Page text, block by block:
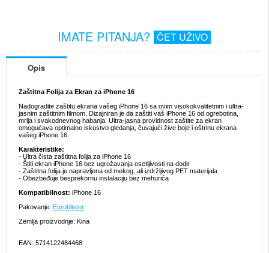
IMATE PITANJA? ČET UŽIVO
Opis
Zaštitna Folija za Ekran za iPhone 16
Nadogradite zaštitu ekrana vašeg iPhone 16 sa ovim visokokvalitetnim i ultra-
jasnim zaštitnim filmom. Dizajniran je da zaštiti vaš iPhone 16 od ogrebotina,
mrlja i svakodnevnog habanja. Ultra-jasna providnost zaštite za ekran
omogućava optimalno iskustvo gledanja, čuvajući žive boje i oštrinu ekrana
vašeg iPhone 16.
Karakteristike:
- Ultra čista zaštitna folija za iPhone 16
- Štiti ekran iPhone 16 bez ugrožavanja osetljivosti na dodir
- Zaštitna folija je napravljena od mekog, ali izdržljivog PET materijala
- Obezbeđuje besprekornu instalaciju bez mehurića
Kompatibilnost: iPhone 16
Pakovanje: Euroblister
Zemlja proizvodnje: Kina
EAN: 5714122484468